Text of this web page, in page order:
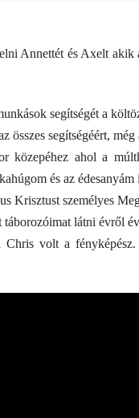
Annettét és Axelt
segítségét a
összes segítségéért,
közepéhez ahol a
és az
Krisztust személyes
táborozóimat látni évről
Chris volt a